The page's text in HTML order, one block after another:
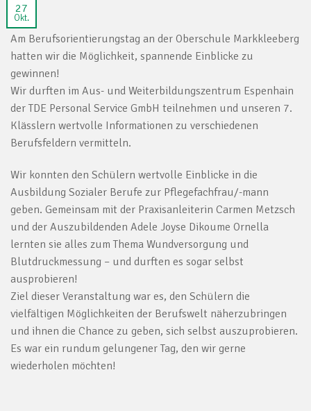
27
Okt.
Am Berufsorientierungstag an der Oberschule Markkleeberg
hatten wir die Möglichkeit, spannende Einblicke zu
gewinnen!
Wir durften im Aus- und Weiterbildungszentrum Espenhain
der TDE Personal Service GmbH teilnehmen und unseren 7.
Klässlern wertvolle Informationen zu verschiedenen
Berufsfeldern vermitteln.
Wir konnten den Schülern wertvolle Einblicke in die
Ausbildung Sozialer Berufe zur Pflegefachfrau/-mann
geben. Gemeinsam mit der Praxisanleiterin Carmen Metzsch
und der Auszubildenden Adele Joyse Dikoume Ornella
lernten sie alles zum Thema Wundversorgung und
Blutdruckmessung – und durften es sogar selbst
ausprobieren!
Ziel dieser Veranstaltung war es, den Schülern die
vielfältigen Möglichkeiten der Berufswelt näherzubringen
und ihnen die Chance zu geben, sich selbst auszuprobieren.
Es war ein rundum gelungener Tag, den wir gerne
wiederholen möchten!